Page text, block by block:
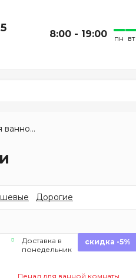
8:00 - 19:00 пн вт
Пеналы для ванной комнаты
Дорогие
Доставка в
понедельник
скидка -5%
Пенал для ванной комнаты